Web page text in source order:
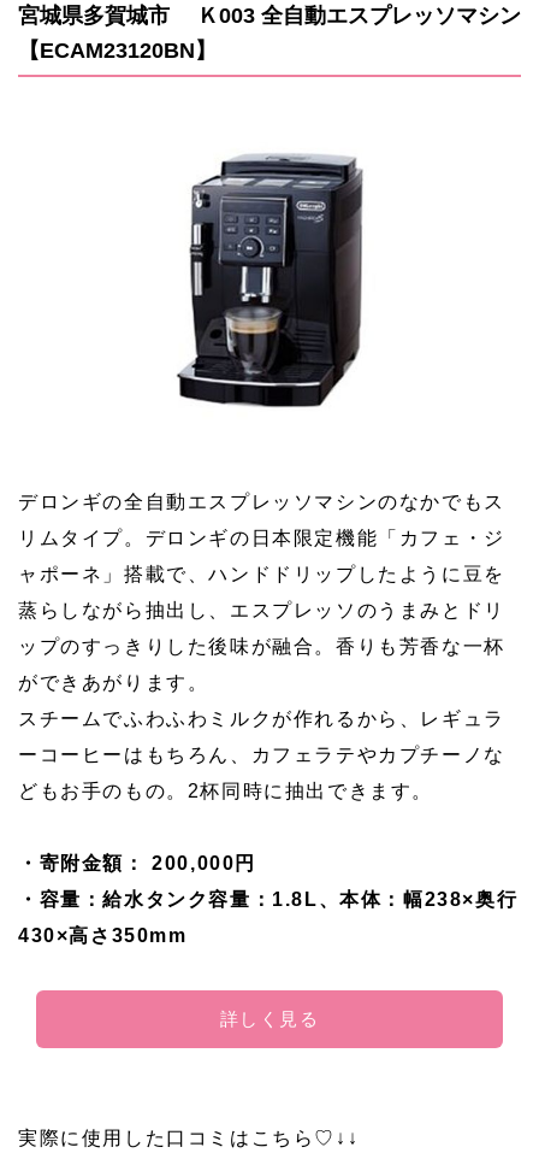
宮城県多賀城市 Ｋ003 全自動エスプレッソマシン
【ECAM23120BN】
デロンギの全自動エスプレッソマシンのなかでもス
リムタイプ。デロンギの日本限定機能「カフェ・ジ
ャポーネ」搭載で、ハンドドリップしたように豆を
蒸らしながら抽出し、エスプレッソのうまみとドリ
ップのすっきりした後味が融合。香りも芳香な一杯
ができあがります。
スチームでふわふわミルクが作れるから、レギュラ
ーコーヒーはもちろん、カフェラテやカプチーノな
どもお手のもの。2杯同時に抽出できます。
・寄附金額： 200,000円
・容量：給水タンク容量：1.8L、本体：幅238×奥行
430×高さ350mm
詳しく見る
実際に使用した口コミはこちら♡↓↓